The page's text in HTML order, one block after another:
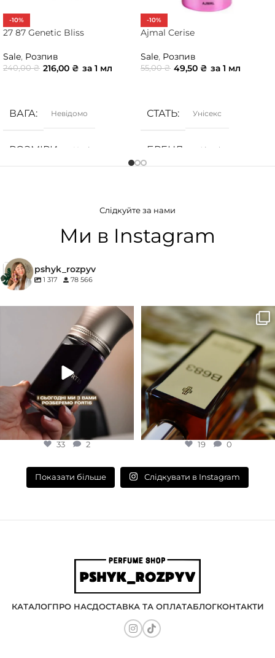
-10%
27 87 Genetic Bliss
Sale, Розпив
240,00₴ 216,00 ₴ за 1 мл
ВАГА Невідомо
РОЗМІРИ Невідомо
ГРУПА АРОМАТУ
Деревинні
КОНЦЕНТРАЦІЯ
EDP (парфумована вода)
-10%
Ajmal Cerise
Sale, Розпив
55,00₴ 49,50 ₴ за 1 мл
СТАТЬ Унісекс
БРЕНД Ajmal
КОНЦЕНТРАЦІЯ
Слідкуйте за нами
Ми в Instagram
pshyk_rozpyv
1 317 78 566
Для замовлення переходьте на
сайт або в Instagram...
33 2
33 2
Marc-Antoine Barrois B683 - це
запах вечора в
19
19 0
Показати більше Слідкувати в Instagram
КАТАЛОГПРО НАСДОСТАВКА ТА ОПЛАТАБЛОГКОНТАКТИ